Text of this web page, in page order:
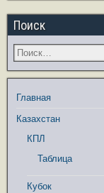
Поиск
Главная
Казахстан
КПЛ
Таблица
Кубок